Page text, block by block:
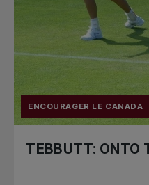
ENCOURAGER LE CANADA
TEBBUTT: ONTO